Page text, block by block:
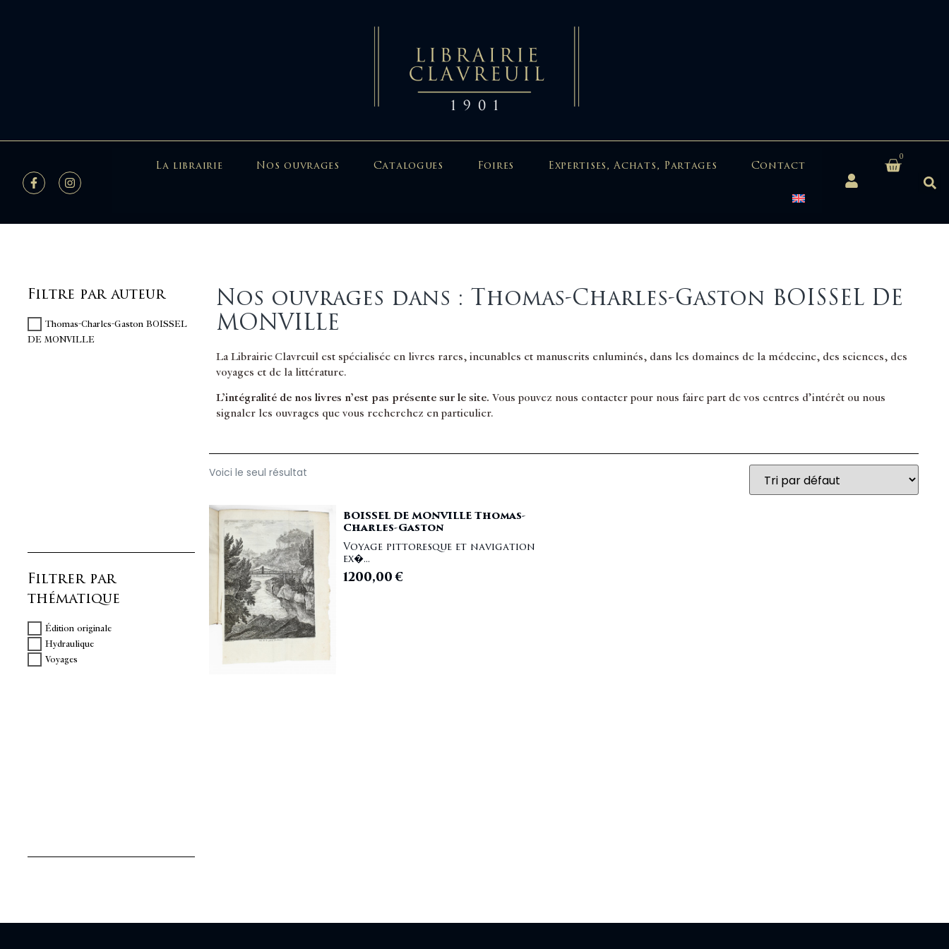
La librairie Nos ouvrages Catalogues Foires Expertises, Achats, Partages Contact
0
Filtre par auteur
Thomas-Charles-Gaston BOISSEL
DE MONVILLE
Filtrer par
thématique
Édition originale
Hydraulique
Voyages
Nos ouvrages dans : Thomas-Charles-Gaston BOISSEL DE
MONVILLE
La Librairie Clavreuil est spécialisée en livres rares, incunables et manuscrits enluminés, dans les domaines de la médecine, des sciences, des
voyages et de la littérature.
L’intégralité de nos livres n’est pas présente sur le site. Vous pouvez nous contacter pour nous faire part de vos centres d’intérêt ou nous
signaler les ouvrages que vous recherchez en particulier.
Voici le seul résultat
BOISSEL DE MONVILLE Thomas-
Charles-Gaston
Voyage pittoresque et navigation
ex�...
1200,00€